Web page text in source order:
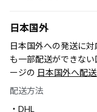
日本国外
日本国外への発送に
も一部配送ができな
ージの 日本国外へ配
配送方法
・DHL